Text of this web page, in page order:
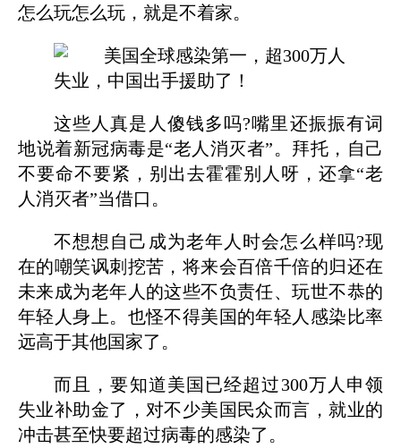
怎么玩怎么玩，就是不着家。
这些人真是人傻钱多吗?嘴里还振振有词
地说着新冠病毒是“老人消灭者”。拜托，自己
不要命不要紧，别出去霍霍别人呀，还拿“老
人消灭者”当借口。
不想想自己成为老年人时会怎么样吗?现
在的嘲笑讽刺挖苦，将来会百倍千倍的归还在
未来成为老年人的这些不负责任、玩世不恭的
年轻人身上。也怪不得美国的年轻人感染比率
远高于其他国家了。
而且，要知道美国已经超过300万人申领
失业补助金了，对不少美国民众而言，就业的
冲击甚至快要超过病毒的感染了。